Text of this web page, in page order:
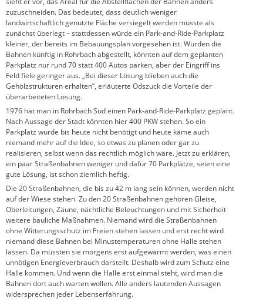
zuzuschneiden. Das bedeutet, dass deutlich weniger
landwirtschaftlich genutzte Fläche versiegelt werden müsste als
zunächst überlegt – stattdessen würde ein Park-and-Ride-Parkplatz
kleiner, der bereits im Bebauungsplan vorgesehen ist. Würden die
Bahnen künftig in Rohrbach abgestellt, könnten auf dem geplanten
Parkplatz nur rund 70 statt 400 Autos parken, aber der Eingriff ins
Feld fiele geringer aus. „Bei dieser Lösung blieben auch die
Gehölzstrukturen erhalten”, erläuterte Odszuck die Vorteile der
überarbeiteten Lösung.
1976 hat man in Rohrbach Süd einen Park-and-Ride-Parkplatz geplant.
Nach Aussage der Stadt könnten hier 400 PKW stehen. So ein
Parkplatz wurde bis heute nicht benötigt und heute käme auch
niemand mehr auf die Idee, so etwas zu planen oder gar zu
realisieren, selbst wenn das rechtlich möglich wäre. Jetzt zu erklären,
ein paar Straßenbahnen weniger und dafür 70 Parkplätze, seien eine
gute Lösung, ist schon ziemlich heftig.
Die 20 Straßenbahnen, die bis zu 42 m lang sein können, werden nicht
auf der Wiese stehen. Zu den 20 Straßenbahnen gehören Gleise,
Oberleitungen, Zäune, nächtliche Beleuchtungen und mit Sicherheit
weitere bauliche Maßnahmen. Niemand wird die Straßenbahnen
ohne Witterungsschutz im Freien stehen lassen und erst recht wird
niemand diese Bahnen bei Minustemperaturen ohne Halle stehen
lassen. Da müssten sie morgens erst aufgewärmt werden, was einen
unnötigen Energieverbrauch darstellt. Deshalb wird zum Schutz eine
Halle kommen. Und wenn die Halle erst einmal steht, wird man die
Bahnen dort auch warten wollen. Alle anders lautenden Aussagen
widersprechen jeder Lebenserfahrung.